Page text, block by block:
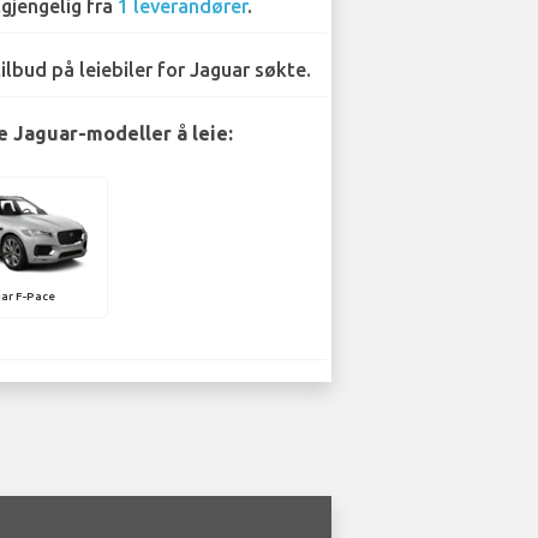
fra 1 leverandører.
på leiebiler for Jaguar søkte.
Jaguar-modeller å leie:
F-Pace